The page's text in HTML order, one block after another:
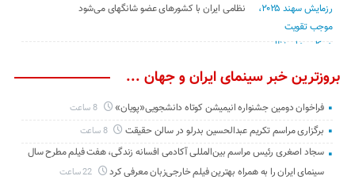
نظامی ایران با کشور‌های عضو شانگهای می‌شود
بروزترین خبر سینمای ایران و جهان ...
فراخوان دومین جشنواره انیمیشن کوتاه دانشجویی«پویان» 8 ساعت
برگزاری مراسم تکریم عبدالحسین بدرلو در سالن حقیقت 8 ساعت
سجاد اصغری رئیس مراسم بین‌المللی آکادمی افسانه زندگی، هفت فیلم مطرح سال
سینمای ایران را به همراه بهترین فیلم خارجی‌زبان معرفی کرد
22 ساعت